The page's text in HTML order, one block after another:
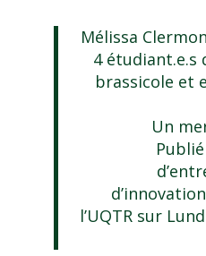
Mélissa
4 étudiant.e.s
brassicole et
Un
l’UQTR sur